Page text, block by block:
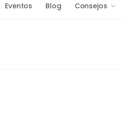
Eventos Blog Consejos